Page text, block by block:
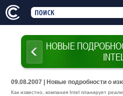
НОВЫЕ
09.08.2007 | Новые подробности о
Как известно, компания Intel планирует